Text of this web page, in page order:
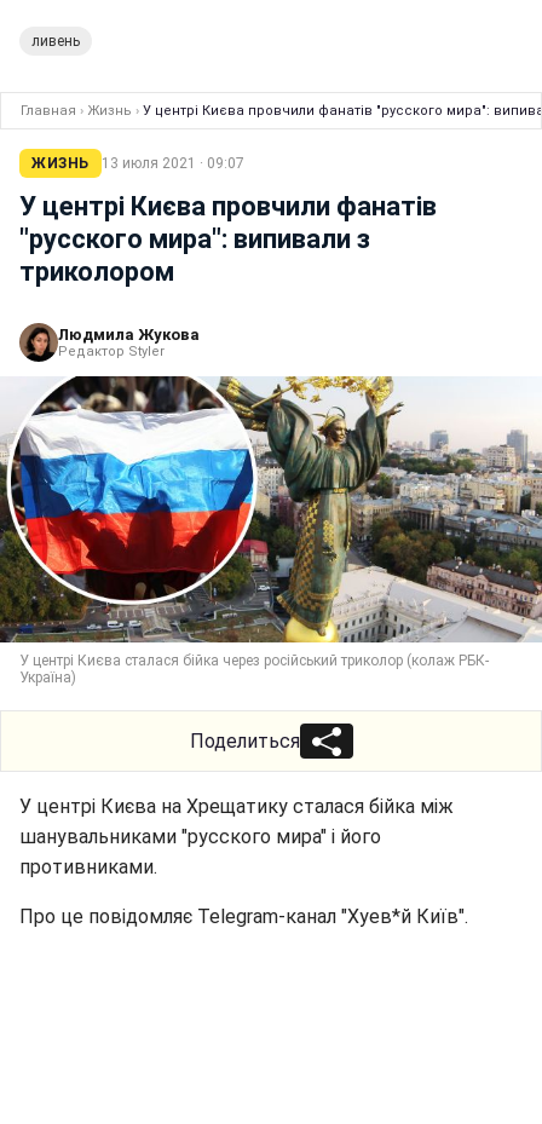
ливень
Главная › Жизнь › У центрі Києва провчили фанатів "русского мира":
ЖИЗНЬ 13 июля 2021 · 09:07
У центрі Києва провчили фанатів
"русского мира": випивали з
триколором
Людмила Жукова
Редактор Styler
У центрі Києва сталася бійка через російський триколор (колаж РБК-
Україна)
Поделиться
У центрі Києва на Хрещатику сталася бійка між
шанувальниками "русского мира" і його
противниками.
Про це повідомляє Telegram-канал "Хуев*й Київ".